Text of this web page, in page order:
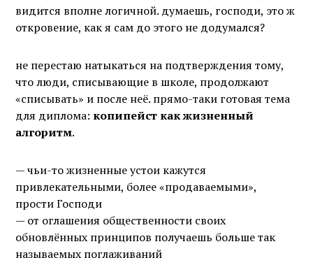
видится вполне логичной. думаешь, господи, это ж
откровение, как я сам до этого не додумался?
не перестаю натыкаться на подтверждения тому,
что люди, списывающие в школе, продолжают
«списывать» и после неё. прямо-таки готовая тема
для диплома: копипейст как жизненный
алгоритм.
— чьи-то жизненные устои кажутся
привлекательными, более «продаваемыми»,
прости Господи
— от оглашения общественности своих
обновлённых принципов получаешь больше так
называемых поглаживаний